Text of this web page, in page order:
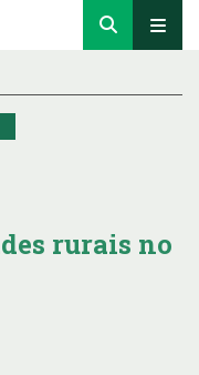
rurais no